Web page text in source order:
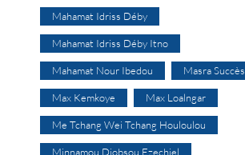
Mahamat Idriss Déby
Mahamat Idriss Déby Itno
Mahamat Nour Ibedou Masra Succès
Max Kemkoye Max Loalngar
Me Tchang Wei Tchang Houloulou
Minnamou Djobsou Ezechiel